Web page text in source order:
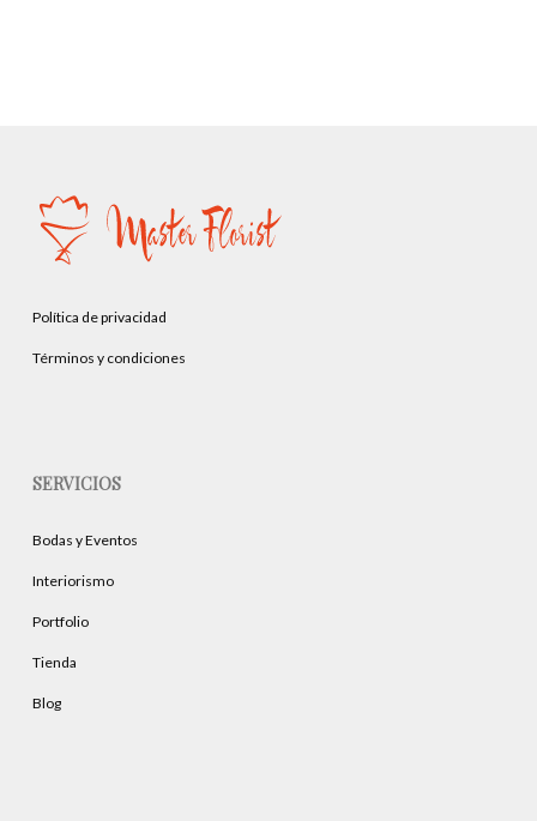
Política de privacidad
Términos y condiciones
SERVICIOS
Bodas y Eventos
Interiorismo
Portfolio
Tienda
Blog